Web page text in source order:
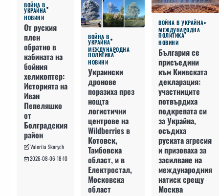
ВОЙНА В
УКРАЙНА
НОВИНИ
От руския
плен
обратно в
кабината на
бойния
хеликоптер:
Историята на
Иван
Пепеляшко
от
Болградския
район
Valeriia Skorych
2026-08-06 18:10
ВОЙНА В
УКРАЙНА
МЕЖДУНАРОДНА
ПОЛИТИКА
НОВИНИ
Украински
дронове
поразиха през
нощта
логистични
центрове на
Wildberries в
Котовск,
Тамбовска
област, и в
Електростал,
Московска
област
ВОЙНА В УКРАЙНА
МЕЖДУНАРОДНА
ПОЛИТИКА
НОВИНИ
България се
присъедини
към Киивската
декларация:
участниците
потвърдиха
подкрепата си
за Украйна,
осъдиха
руската агресия
и призоваха за
засилване на
международния
натиск срещу
Москва